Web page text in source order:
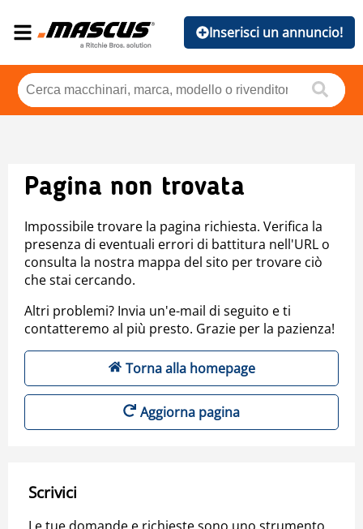
Inserisci un annuncio!
Pagina non trovata
Impossibile trovare la pagina richiesta. Verifica la
presenza di eventuali errori di battitura nell'URL o
consulta la nostra mappa del sito per trovare ciò
che stai cercando.
Altri problemi? Invia un'e-mail di seguito e ti
contatteremo al più presto. Grazie per la pazienza!
Torna alla homepage
Aggiorna pagina
Scrivici